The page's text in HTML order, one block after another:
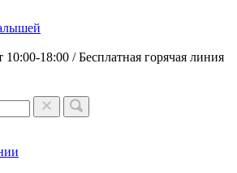
18:00 / Бесплатная горячая линия